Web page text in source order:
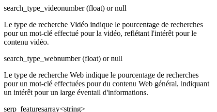
search_type_videonumber (float) or null
Le type de recherche Vidéo indique le pourcentage de recherches
pour un mot-clé effectué pour la vidéo, reflétant l'intérêt pour le
contenu vidéo.
search_type_webnumber (float) or null
Le type de recherche Web indique le pourcentage de recherches
pour un mot-clé effectuées pour du contenu Web général, indiquant
un intérêt pour un large éventail d'informations.
serp_featuresarray<string>